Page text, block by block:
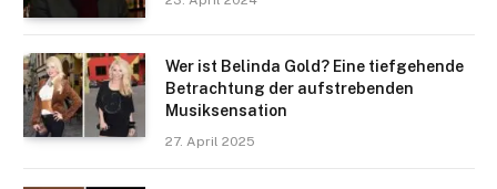
Wer ist Belinda Gold? Eine tiefgehende
Betrachtung der aufstrebenden
Musiksensation
27. April 2025